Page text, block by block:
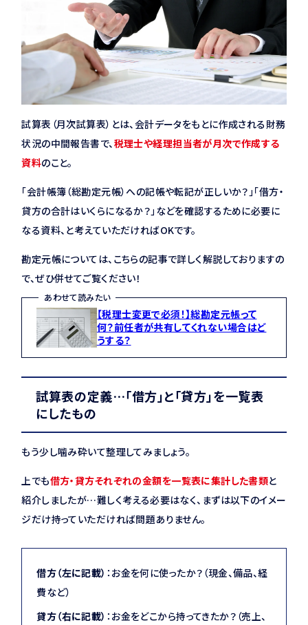
試算表（月次試算表）とは、会計データをもとに作成される財務
状況の中間報告書で、 税理士や経理担当者が月次で作成する
資料のこと。
「会計帳簿（総勘定元帳）への記帳や転記が正しいか？」「借方・
貸方の合計はいくらになるか？」などを確認するために必要に
なる資料、と考えていただければOKです。
勘定元帳については、こちらの記事で詳しく解説しておりますの
で、ぜひ併せてご覧ください！
あわせて読みたい
【税理士変更で必須！】総勘定元帳って
何？前任者が共有してくれない場合はど
うする？
試算表の定義…「借方」と「貸方」を一覧表
にしたもの
もう少し噛み砕いて整理してみましょう。
上でも借方・貸方それぞれの金額を一覧表に集計した書類と
紹介しましたが…難しく考える必要はなく、まずは以下のイメー
ジだけ持っていただければ問題ありません。
借方（左に記載） ：お金を何に使ったか？（現金、備品、経
費など）
貸方（右に記載） ：お金をどこから持ってきたか？（売上、